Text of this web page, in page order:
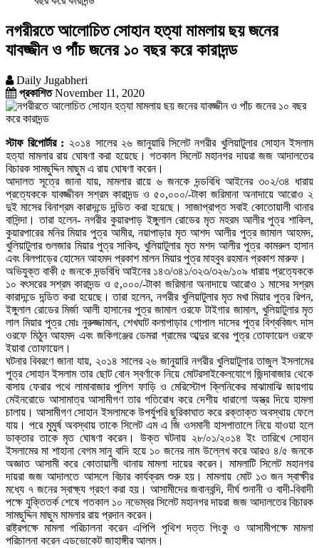
নগরীরতে আলোচিত সোহান হত্যা মামলায় ছয় জনের
যাবজ্জীন ও পাঁচ জনের ১০ বছর করে কারাদন্ড
Daily Jugabheri
প্রকাশিতNovember 11, 2020
স্টাফ রিপোর্টার : ২০১৪ সালের ২৬ জানুয়ারি সিলেট নগরীর খুলিয়াটুলার সোহান ইসলাম
হত্যা মামলার রায় ঘোষণা করা হয়েছে। গতকাল সিলেট মহানগর দায়রা জজ আদালতের
বিচারক সামছুদ্দিন মাছুম এ রায় ঘোষণা করেন।
আদালত সূত্রে জানা যায়, মামলার রায়ে ৬ জনকে দন্ডবিধি আইনের ৩০২/৩৪ ধারায়
প্রত্যেককে যাবজ্জীবন সশ্রম কারাদন্ড ও ৫০,০০০/-টাকা জরিমানা অনাদায়ে আরোও ২
দুই মাসের বিনাশ্রম কারাদন্ডে দন্ডিত করা হয়েছে। সাজাপ্রাপ্ত সবাই কোতোয়ালী থানার
বাসিন্দা। তারা হলেন- নগরীর কুয়ারপাড় ইঙ্গুলাল রোডের মৃত মহরম আলীর পুত্র শাকিল,
কুয়ারপারের মনির মিয়ার পুত্র আমীর, নয়াপাড়ার মৃত আশদ আলীর পুত্র জামাল আহমদ,
খুলিয়াটুলার গুলজার মিয়ার পুত্র সাকিব, খুলিয়াটুলার মৃত মশদ আলীর পুত্র কামরুল হাসান
এবং বিলপাড়ের হোসেন আহমদ প্রকাশ মালন মিয়ার পুত্র মাহবুব রহমান প্রকাশ মারুফ।
অভিযুক্ত বাকী ৫ জনকে দন্ডবিধি আইনের ১৪৩/৩৪১/৩২৩/৩২৬/১০৯ ধারায় প্রত্যেককে
১০ বৎসরের সশ্রম কারাদন্ড ও ৫,০০০/-টাকা জরিমানা অনাদায়ে আরোও ১ মাসের সশ্রম
কারাদন্ডে দন্ডিত করা হয়েছে। তারা হলেন, নগরীর খুলিয়াটুলার মৃত মখা মিয়ার পুত্র রিপন,
ইঙ্গুলাল রোডের মির্জা আলী হাসানের পুত্র জামাল ওরফে টাইগার জামাল, খুলিয়াটুলার মৃত
লাল মিয়ার পুত্র মোঃ নুরুজ্জামান, শেখঘাট কলাপাড়ার গোপাল দাসের পুত্র বিশ্ববিজৎ দাস
ওরফে মিঠুন আহমদ এবং জকিগঞ্জের ডেমরা গ্রামের আব্দুর রবের পুত্র তোফায়েল ওরফে
ইয়াবা তোফায়েল।
ঘটনার বিবরণে জানা যায়, ২০১৪ সালের ২৬ জানুয়ারি নগরীর খুলিয়াটুলার তাজুল ইসলামের
পুত্র সোহান ইসলাম তার ছোট বোন স্বর্ণাকে নিয়ে মোটরসাইকেলযোগে জিন্দাবাজার থেকে
বাসায় ফেরার পথে লামাবাজার পুলিশ ফাড়ি ও মেরিস্টোপ ক্লিনিকের মাঝামাঝি জায়গায়
মেইনরোডে আসামাত্র আসামীগণ তার গতিরোধ করে দেশীয় ধারালো অস্ত্র দিয়ে হামলা
চালায়। আসামীগণ সোহান ইসলামকে উপর্যুপরি ছুরিকাঘাত করে রক্তাক্ত অবস্থায় ফেলে
যায়। পরে মুমুর্ষ অবস্থায় তাকে সিলেট এম এ জি ওসমানী হাসপাতালে নিয়ে যাওয়া হলে
ডাক্তার তাকে মৃত ঘোষণা করেন। উক্ত ঘটনায় ২৮/০১/২০১৪ ইং তারিখে সোহান
ইসলামের মা শাহানা বেগম সানু বাদি হয়ে ১০ জনের নাম উল্লেখ করে আরও ৪/৫ জনকে
অজ্ঞাত আসামী করে কোতায়ালী থানায় মামলা দায়ের করেন। মামলাটি সিলেট মহানগর
দায়রা জজ আদালতে আসলে বিচার কার্যক্রম শুরু হয়। মামলায় মোট ১৩ জন স্বাক্ষীর
মধ্যে ৭ জনের স্বাক্ষ্য গ্রহণ করা হয়। আসামীদের জবানবন্দি, দীর্ঘ শুনানী ও বাদী-বিবাদী
পক্ষে যুক্তিতর্ক শেষে গতকাল ১০ নভেম্বর সিলেট মহানগর দায়রা জজ আদালতের বিচারক
সামছুদ্দিন মাছুম মামলার রায় প্রদান করেন।
রাষ্ট্রপক্ষে মামলা পরিচালনা করেন এপিপি পৃথিশ দত্ত পিংকু ও আসামীপক্ষে মামলা
পরিচালনা করেন এডভোকেট জাহাঙ্গীর আলম।